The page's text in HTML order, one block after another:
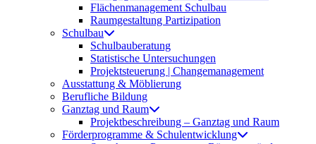
Flächenmanagement Schulbau
Raumgestaltung Partizipation
Schulbau
Schulbauberatung
Statistische Untersuchungen
Projektsteuerung | Changemanagement
Ausstattung & Möblierung
Berufliche Bildung
Ganztag und Raum
Projektbeschreibung – Ganztag und Raum
Förderprogramme & Schulentwicklung